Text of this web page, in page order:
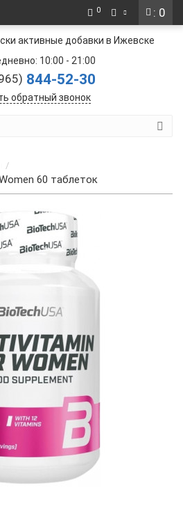
: 0
0
10:00 - 21:00
844-52-30
обратный звонок
60 таблеток